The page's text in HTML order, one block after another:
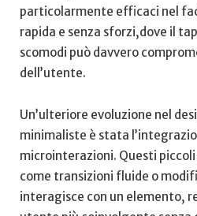
particolarmente efficaci nel
rapida e senza ⁤sforzi,dove il
scomodi ‌può davvero
dell’utente.
Un’ulteriore evoluzione⁣ nel
minimaliste​ è stata
microinterazioni. Questi
come transizioni fluide o
interagisce‍ con un elemento,